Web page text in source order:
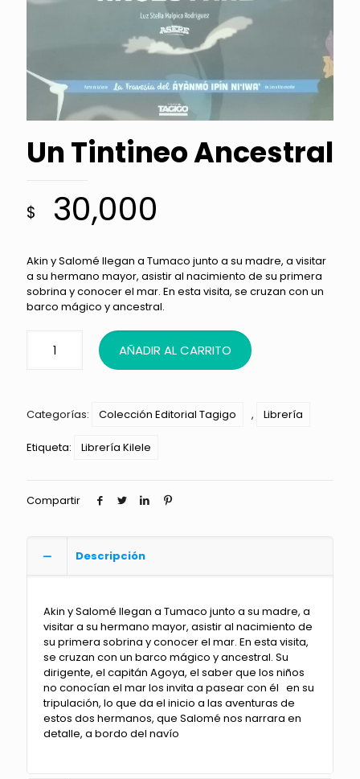
Un Tintineo Ancestral
$ 30,000
Akin y Salomé llegan a Tumaco junto a su madre, a visitar
a su hermano mayor, asistir al nacimiento de su primera
sobrina y conocer el mar. En esta visita, se cruzan con un
barco mágico y ancestral.
AÑADIR AL CARRITO
Categorías: Colección Editorial Tagigo , Librería
Etiqueta: Librería Kilele
Compartir
Descripción
Akin y Salomé llegan a Tumaco junto a su madre, a
visitar a su hermano mayor, asistir al nacimiento de
su primera sobrina y conocer el mar. En esta visita,
se cruzan con un barco mágico y ancestral. Su
dirigente, el capitán Agoya, el saber que los niños
no conocían el mar los invita a pasear con él en su
tripulación, lo que da el inicio a las aventuras de
estos dos hermanos, que Salomé nos narrara en
detalle, a bordo del navío